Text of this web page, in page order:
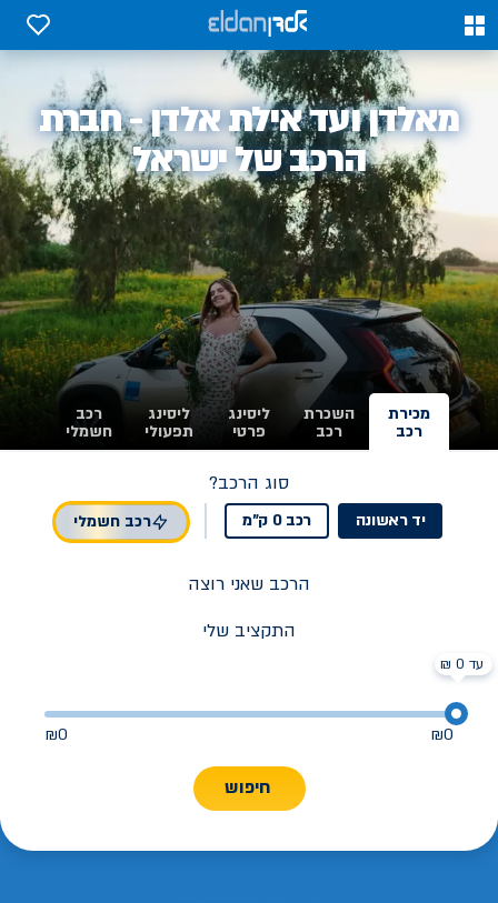
0
0
אלדן
מאלדן ועד אילת אלדן - חברת
הרכב של ישראל
מכירת
רכב
השכרת
רכב
ליסינג
פרטי
ליסינג
תפעולי
רכב
חשמלי
סוג הרכב?
יד ראשונה רכב 0 ק"מ רכב חשמלי
הרכב שאני רוצה
התקציב שלי
₪0
₪0
חיפוש
עד 0 ₪